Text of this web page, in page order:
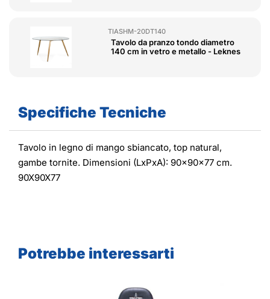
TIASHM-20DT140
Tavolo da pranzo tondo diametro
140 cm in vetro e metallo - Leknes
Specifiche Tecniche
Tavolo in legno di mango sbiancato, top natural,
gambe tornite. Dimensioni (LxPxA): 90x90x77 cm.
90X90X77
Potrebbe interessarti